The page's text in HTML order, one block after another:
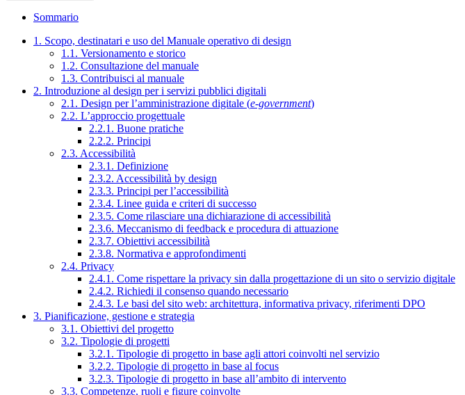
Sommario
1. Scopo, destinatari e uso del Manuale operativo di design
1.1. Versionamento e storico
1.2. Consultazione del manuale
1.3. Contribuisci al manuale
2. Introduzione al design per i servizi pubblici digitali
2.1. Design per l’amministrazione digitale (e-government)
2.2. L’approccio progettuale
2.2.1. Buone pratiche
2.2.2. Principi
2.3. Accessibilità
2.3.1. Definizione
2.3.2. Accessibilità by design
2.3.3. Principi per l’accessibilità
2.3.4. Linee guida e criteri di successo
2.3.5. Come rilasciare una dichiarazione di accessibilità
2.3.6. Meccanismo di feedback e procedura di attuazione
2.3.7. Obiettivi accessibilità
2.3.8. Normativa e approfondimenti
2.4. Privacy
2.4.1. Come rispettare la privacy sin dalla progettazione di un sito o servizio digitale
2.4.2. Richiedi il consenso quando necessario
2.4.3. Le basi del sito web: architettura, informativa privacy, riferimenti DPO
3. Pianificazione, gestione e strategia
3.1. Obiettivi del progetto
3.2. Tipologie di progetti
3.2.1. Tipologie di progetto in base agli attori coinvolti nel servizio
3.2.2. Tipologie di progetto in base al focus
3.2.3. Tipologie di progetto in base all’ambito di intervento
3.3. Competenze, ruoli e figure coinvolte